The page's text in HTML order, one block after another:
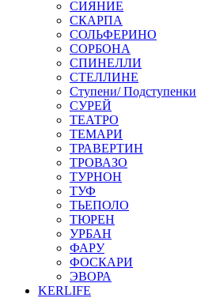
СИЯНИЕ
СКАРПА
СОЛЬФЕРИНО
СОРБОНА
СПИНЕЛЛИ
СТЕЛЛИНЕ
Ступени/ Подступенки
СУРЕЙ
ТЕАТРО
ТЕМАРИ
ТРАВЕРТИН
ТРОВАЗО
ТУРНОН
ТУФ
ТЬЕПОЛО
ТЮРЕН
УРБАН
ФАРУ
ФОСКАРИ
ЭВОРА
KERLIFE